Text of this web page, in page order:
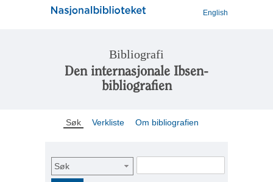
English
Bibliografi
Den internasjonale Ibsen-
bibliografien
Søk Verkliste Om bibliografien
Søk